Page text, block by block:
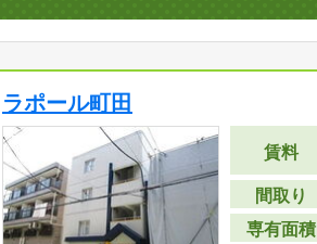
ラポール町田
賃料
間取り
専有面積